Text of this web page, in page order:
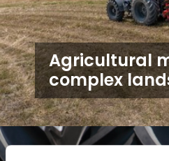
Agricultural
complex